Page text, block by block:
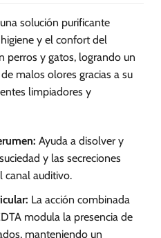
solución purificante
y el confort del
perros y gatos, logrando un
malos olores gracias a su
limpiadores y
Ayuda a disolver y
y las secreciones
canal auditivo.
La acción combinada
modula la presencia de
manteniendo un